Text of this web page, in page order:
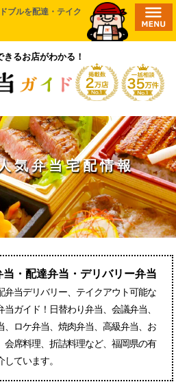
ブルを配達・テイク
るお店がわかる！
気弁当宅配情報
・配達弁当・デリバリー弁当
弁当デリバリー、テイクアウト可能な
ガイド！日替わり弁当、会議弁当、
、ロケ弁当、焼肉弁当、高級弁当、お
会席料理、折詰料理など、福岡県の有
ています。